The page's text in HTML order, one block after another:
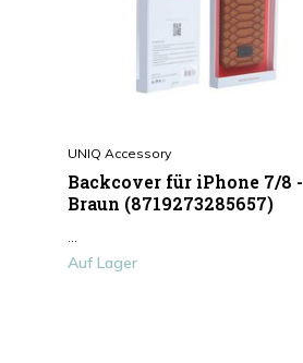
UNIQ Accessory
Backcover für iPhone 7/8 -
Braun (8719273285657)
Auf Lager